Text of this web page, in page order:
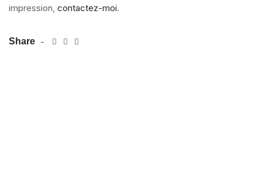
impression, contactez-moi.
Share